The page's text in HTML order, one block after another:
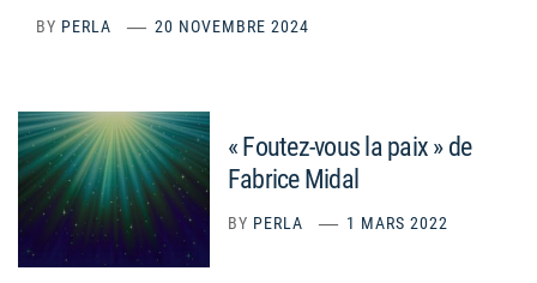
BY PERLA 20 NOVEMBRE 2024
« Foutez-vous la paix » de
Fabrice Midal
BY PERLA 1 MARS 2022